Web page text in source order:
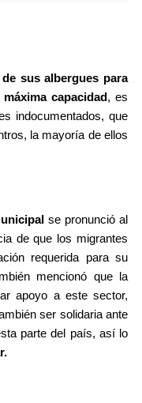
de sus albergues para
máxima capacidad , es
indocumentados, que
se pronunció al
de que los migrantes
requerida para su
libre tránsito en el país, así también mencionó que la
apoyo a este sector,
ser solidaria ante
parte del país, así lo